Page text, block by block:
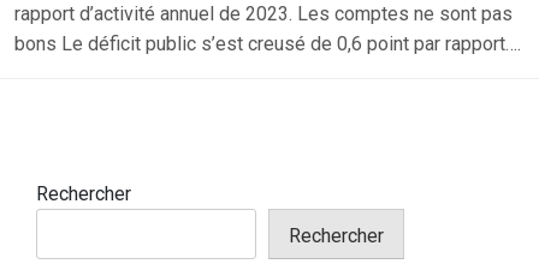
rapport d’activité annuel de 2023. Les comptes ne sont pas
bons Le déficit public s’est creusé de 0,6 point par rapport….
Rechercher
Rechercher